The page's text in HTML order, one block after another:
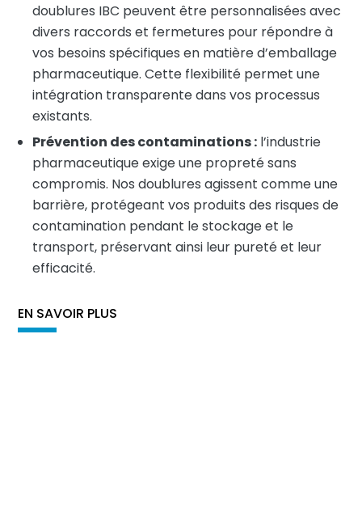
doublures IBC peuvent être personnalisées avec
divers raccords et fermetures pour répondre à
vos besoins spécifiques en matière d’emballage
pharmaceutique. Cette flexibilité permet une
intégration transparente dans vos processus
existants.
Prévention des contaminations : l’industrie
pharmaceutique exige une propreté sans
compromis. Nos doublures agissent comme une
barrière, protégeant vos produits des risques de
contamination pendant le stockage et le
transport, préservant ainsi leur pureté et leur
efficacité.
EN SAVOIR PLUS